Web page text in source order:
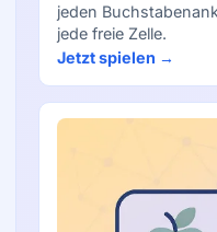
jeden
jede freie Zelle.
Jetzt spielen →